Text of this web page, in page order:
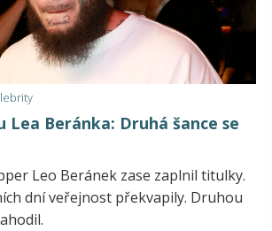
Lea Beránka: Druhá šance se
Leo Beránek zase zaplnil titulky.
dní veřejnost překvapily. Druhou